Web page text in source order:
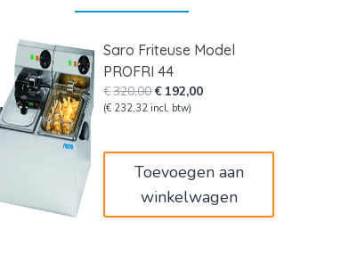
Saro Friteuse Model
PROFRI 44
€320,00Oorspronkelijke
prijs
€ 192,00Huidige
(€ 232,32 incl. btw)
Toevoegen aan
winkelwagen